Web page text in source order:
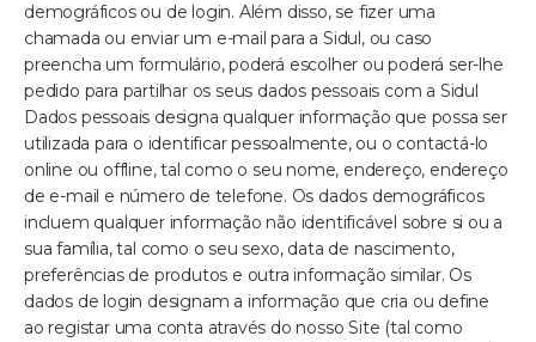
demográficos ou de login. Além disso, se fizer uma
chamada ou enviar um e-mail para a Sidul, ou caso
preencha um formulário, poderá escolher ou poderá ser-lhe
pedido para partilhar os seus dados pessoais com a Sidul
Dados pessoais designa qualquer informação que possa ser
utilizada para o identificar pessoalmente, ou o contactá-lo
online ou offline, tal como o seu nome, endereço, endereço
de e-mail e número de telefone. Os dados demográficos
incluem qualquer informação não identificável sobre si ou a
sua família, tal como o seu sexo, data de nascimento,
preferências de produtos e outra informação similar. Os
dados de login designam a informação que cria ou define
ao registar uma conta através do nosso Site (tal como